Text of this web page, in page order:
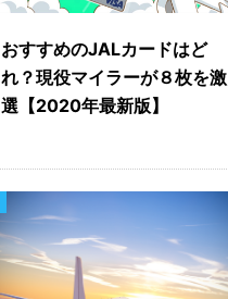
おすすめのJALカードはど
れ？現役マイラーが８枚を激
選【2020年最新版】